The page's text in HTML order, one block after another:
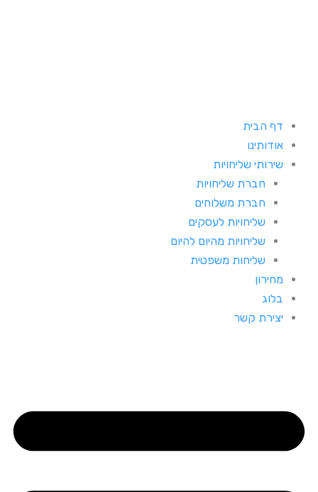
דף הבית
אודותינו
שירותי שליחויות
חברת שליחויות
חברת משלוחים
שליחויות לעסקים
שליחויות מהיום להיום
שליחות משפטית
מחירון
בלוג
יצירת קשר